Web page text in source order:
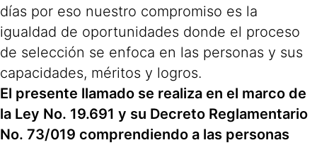
días por eso nuestro compromiso es la
igualdad de oportunidades donde el proceso
de selección se enfoca en las personas y sus
capacidades, méritos y logros.
El presente llamado se realiza en el marco de
la Ley No. 19.691 y su Decreto Reglamentario
No. 73/019 comprendiendo a las personas